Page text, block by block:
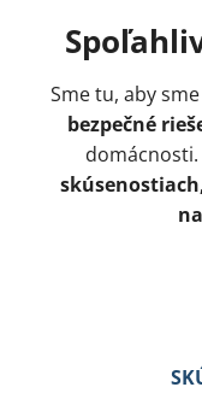
Sme tu, aby
bezpečné